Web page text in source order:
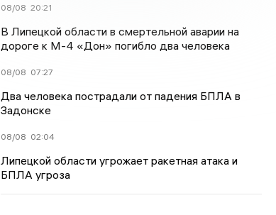
08/08 20:21
В Липецкой области в смертельной аварии на
дороге к М-4 «Дон» погибло два человека
08/08 07:27
Два человека пострадали от падения БПЛА в
Задонске
08/08 02:04
Липецкой области угрожает ракетная атака и
БПЛА угроза